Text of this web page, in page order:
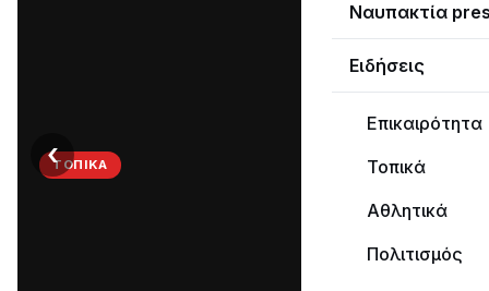
Ναυπακτία
Ειδήσεις
Επικαιρότητα
Τοπικά
Αθλητικά
Πολιτισμός
ΤΟΠΙΚΆ
‹